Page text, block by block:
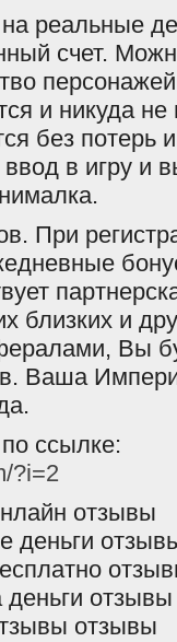
реальные
счет.
и никуда
без потерь
в игру и
При
близких и
Вы
Ваша
ссылке:
?i=2
отзывы
деньги
деньги отзывы
отзывы